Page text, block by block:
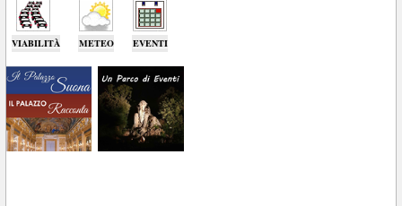
VIABILITÀ METEO EVENTI